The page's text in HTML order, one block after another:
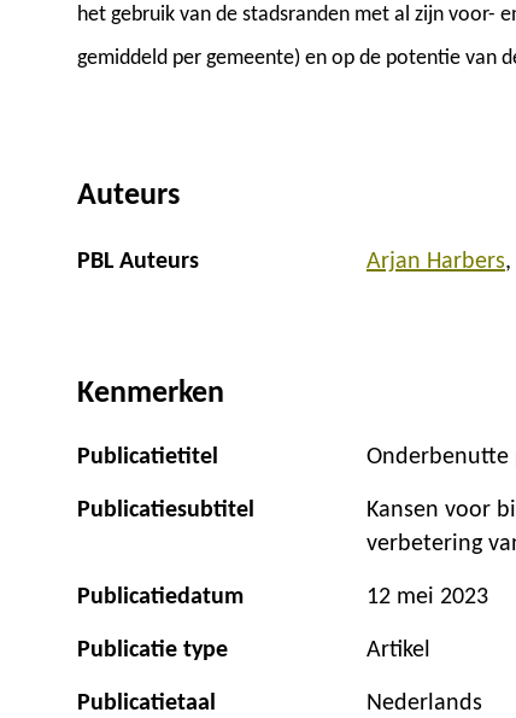
het gebruik van de stadsranden met al zijn voor-
gemiddeld per gemeente) en op de potentie van
Auteurs
PBL Auteurs Arjan Harbers
Kenmerken
Publicatietitel Onderbenutte
Publicatiesubtitel
Kansen voor
verbetering
Publicatiedatum 12 mei 2023
Publicatie type Artikel
Publicatietaal Nederlands